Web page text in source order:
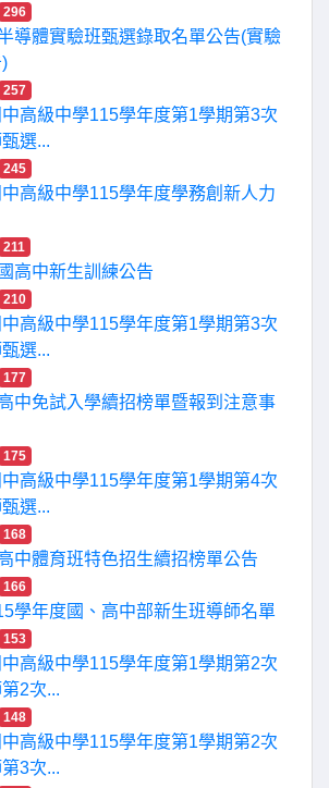
296
導體實驗班甄選錄取名單公告(實驗
257
高級中學115學年度第1學期第3次
選...
245
高級中學115學年度學務創新人力
211
高中新生訓練公告
210
高級中學115學年度第1學期第3次
選...
177
中免試入學續招榜單暨報到注意事
175
高級中學115學年度第1學期第4次
選...
168
中體育班特色招生續招榜單公告
166
學年度國、高中部新生班導師名單
153
高級中學115學年度第1學期第2次
2次...
148
高級中學115學年度第1學期第2次
3次...